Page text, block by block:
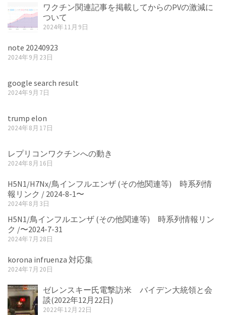
ワクチン関連記事を掲載してからのPVの激減に
ついて
2024年11月9日
note 20240923
2024年9月23日
google search result
2024年9月7日
trump elon
2024年8月17日
レプリコンワクチンへの動き
2024年8月16日
H5N1/H7Nx/鳥インフルエンザ (その他関連等) 時系列情
報リンク / 2024-8-1〜
2024年8月3日
H5N1/鳥インフルエンザ (その他関連等) 時系列情報リン
ク /〜2024-7-31
2024年7月28日
korona infruenza 対応集
2024年7月20日
ゼレンスキー氏電撃訪米 バイデン大統領と会
談(2022年12月22日)
2022年12月22日